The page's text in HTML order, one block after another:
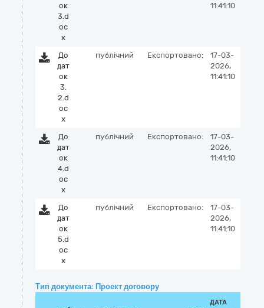
ок
3.d
oc
x
11:41:10
До
дат
ок
3.
2.d
oc
x
публічний Експортовано:
17-03-
2026,
11:41:10
До
дат
ок
4.d
oc
x
публічний Експортовано:
17-03-
2026,
11:41:10
До
дат
ок
5.d
oc
x
публічний Експортовано:
17-03-
2026,
11:41:10
Тип документа: Проект договору
ДАТА